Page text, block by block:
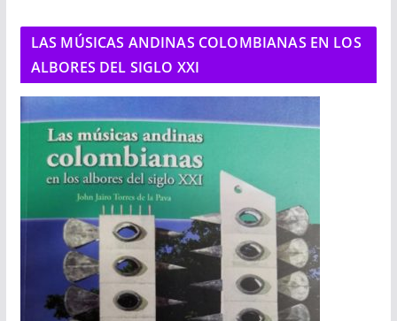
LAS MÚSICAS ANDINAS COLOMBIANAS EN LOS
ALBORES DEL SIGLO XXI